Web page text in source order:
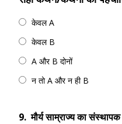
केवल A
केवल B
A और B दोनों
न तो A और न ही B
9. मौर्य साम्राज्य का